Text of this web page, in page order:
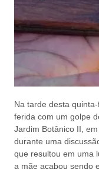
Na tarde desta
ferida com um golpe
Jardim Botânico II,
durante uma
que resultou em uma
a mãe acabou sendo